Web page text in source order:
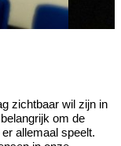
zichtbaar wil zijn in
om de
allemaal speelt.